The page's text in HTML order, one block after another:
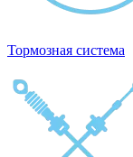
Тормозная система